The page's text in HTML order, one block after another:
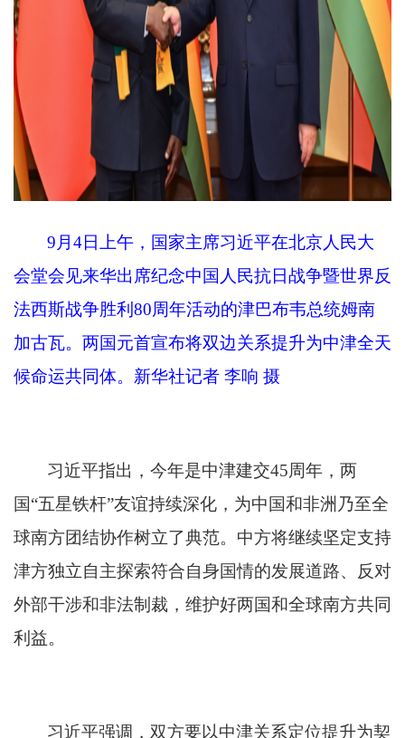
9月4日上午，国家主席习近平在北京人民大
会堂会见来华出席纪念中国人民抗日战争暨世界反
法西斯战争胜利80周年活动的津巴布韦总统姆南
加古瓦。两国元首宣布将双边关系提升为中津全天
候命运共同体。新华社记者 李响 摄
习近平指出，今年是中津建交45周年，两
国“五星铁杆”友谊持续深化，为中国和非洲乃至全
球南方团结协作树立了典范。中方将继续坚定支持
津方独立自主探索符合自身国情的发展道路、反对
外部干涉和非法制裁，维护好两国和全球南方共同
利益。
习近平强调，双方要以中津关系定位提升为契